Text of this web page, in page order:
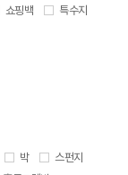
쇼핑백 특수지
박
스펀지